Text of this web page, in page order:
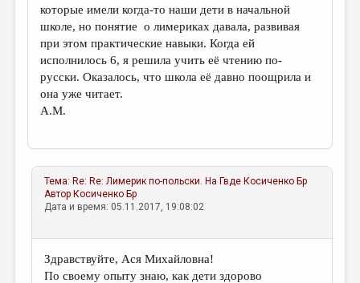
которые имели когда-то наши дети в начальной
школе, но понятие о лимериках давала, развивая
при этом практические навыки. Когда ей
исполнилось 6, я решила учить её чтению по-
русски. Оказалось, что школа её давно поощрила и
она уже читает.
А.М.
Тема: Re: Re: Лимерик по-польски. На Гвде Косиченко Бр
Автор Косиченко Бр
Дата и время: 05.11.2017, 19:08:02
Здравствуйте, Ася Михайловна!
По своему опыту знаю, как дети здорово